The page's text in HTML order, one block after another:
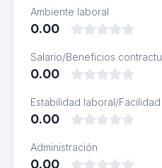
Ambiente laboral
0.00
Salario/Beneficios
0.00
Estabilidad laboral/
0.00
Administración
0.00